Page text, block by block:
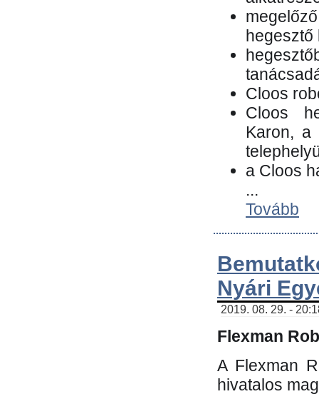
hegesztő
Cloos
Cloos
Karon, a
a Cloos
...
Tovább
Nyári
2019. 08. 29. -
Flexman
A Flexman
hivatalos